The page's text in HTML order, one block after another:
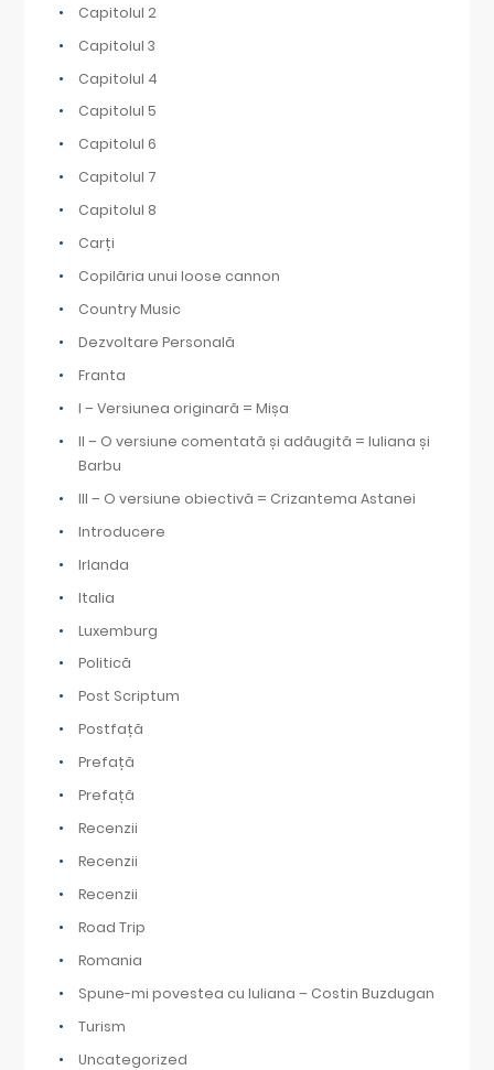
Capitolul 2
Capitolul 3
Capitolul 4
Capitolul 5
Capitolul 6
Capitolul 7
Capitolul 8
Carți
Copilăria unui loose cannon
Country Music
Dezvoltare Personală
Franta
I – Versiunea originară = Mișa
II – O versiune comentată și adăugită = Iuliana și
Barbu
III – O versiune obiectivă = Crizantema Astanei
Introducere
Irlanda
Italia
Luxemburg
Politică
Post Scriptum
Postfață
Prefață
Prefață
Recenzii
Recenzii
Recenzii
Road Trip
Romania
Spune-mi povestea cu Iuliana – Costin Buzdugan
Turism
Uncategorized